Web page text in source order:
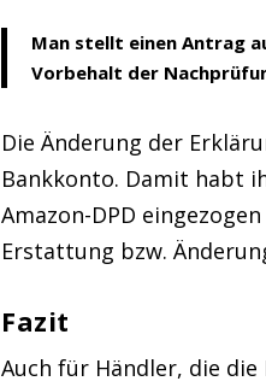
Man stellt einen Antrag
Vorbehalt der
Die Änderung der
Bankkonto. Damit habt
Amazon-DPD
Erstattung bzw.
Fazit
Auch für Händler, die